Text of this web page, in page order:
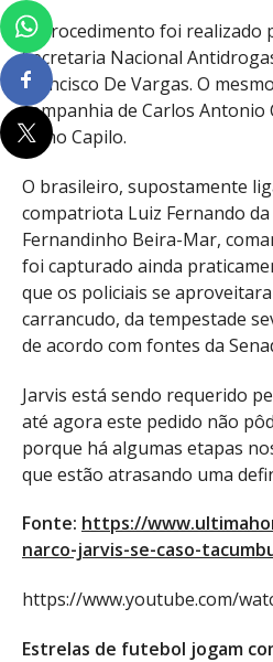
O procedimento foi realizado
Secretaria Nacional
Francisco De Vargas. O
companhia de Carlos Antonio
como Capilo.
O brasileiro, supostamente
compatriota Luiz Fernando
Fernandinho Beira-Mar,
foi capturado ainda
que os policiais se
carrancudo, da tempestade
de acordo com fontes da
Jarvis está sendo requerido
até agora este pedido não
porque há algumas etapas
que estão atrasando uma
Fonte: https://
narco-jarvis-se-caso-
https://www.youtube.com/
Estrelas de futebol jogam